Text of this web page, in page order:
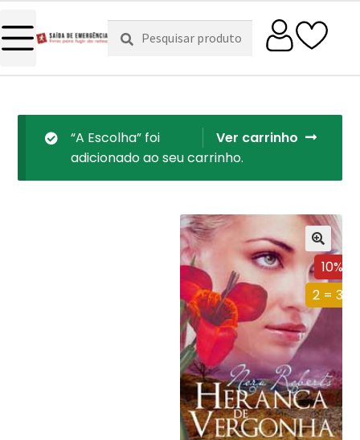
Pesquisar
por:
Pesquisa
Ver carrinho
“A Escolha” foi
adicionado ao seu carrinho.
10%
2 = 3